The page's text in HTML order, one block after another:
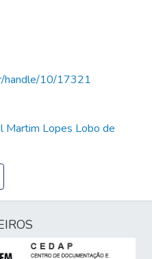
handle/10/17321
Martim Lopes Lobo de